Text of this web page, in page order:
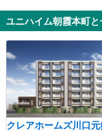
ユニハイム朝霞本町
クレアホームズ川口